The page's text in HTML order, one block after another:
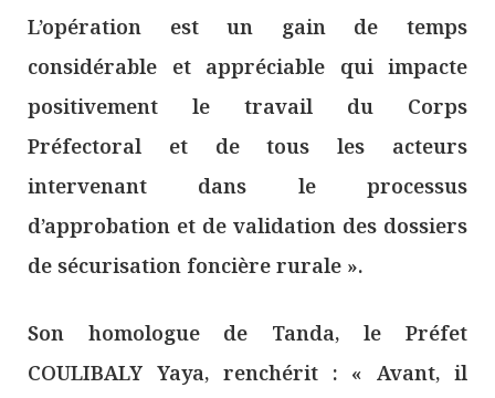
L’opération est un gain de temps
considérable et appréciable qui impacte
positivement le travail du Corps
Préfectoral et de tous les acteurs
intervenant dans le processus
d’approbation et de validation des dossiers
de sécurisation foncière rurale ».
Son homologue de Tanda, le Préfet
COULIBALY Yaya, renchérit : « Avant, il